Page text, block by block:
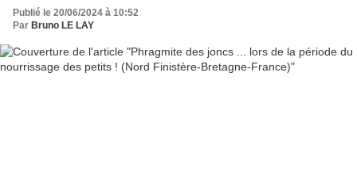
Publié le 20/06/2024 à 10:52
Par Bruno LE LAY